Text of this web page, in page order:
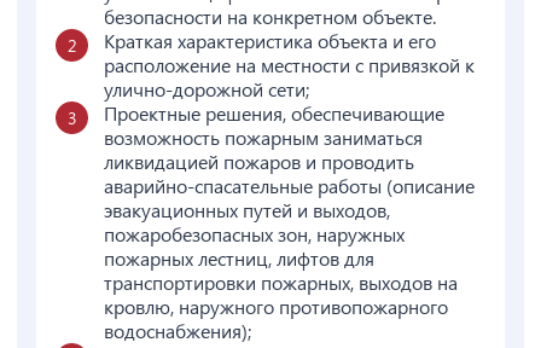
безопасности на конкретном объекте.
Краткая характеристика объекта и его
расположение на местности с привязкой к
улично-дорожной сети;
Проектные решения, обеспечивающие
возможность пожарным заниматься
ликвидацией пожаров и проводить
аварийно-спасательные работы (описание
эвакуационных путей и выходов,
пожаробезопасных зон, наружных
пожарных лестниц, лифтов для
транспортировки пожарных, выходов на
кровлю, наружного противопожарного
водоснабжения);